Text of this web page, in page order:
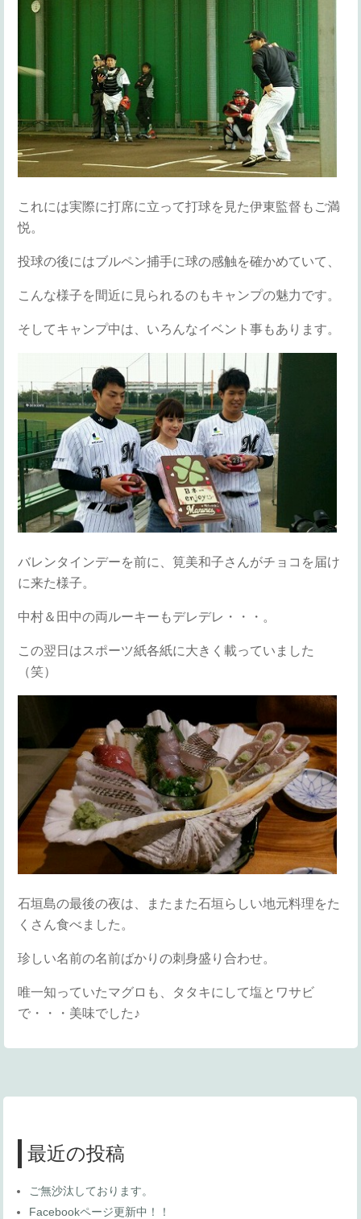
これには実際に打席に立って打球を見た伊東監督もご満
悦。
投球の後にはブルペン捕手に球の感触を確かめていて、
こんな様子を間近に見られるのもキャンプの魅力です。
そしてキャンプ中は、いろんなイベント事もあります。
バレンタインデーを前に、筧美和子さんがチョコを届け
に来た様子。
中村＆田中の両ルーキーもデレデレ・・・。
この翌日はスポーツ紙各紙に大きく載っていました
（笑）
石垣島の最後の夜は、またまた石垣らしい地元料理をた
くさん食べました。
珍しい名前の名前ばかりの刺身盛り合わせ。
唯一知っていたマグロも、タタキにして塩とワサビ
で・・・美味でした♪
最近の投稿
ご無沙汰しております。
Facebookページ更新中！！